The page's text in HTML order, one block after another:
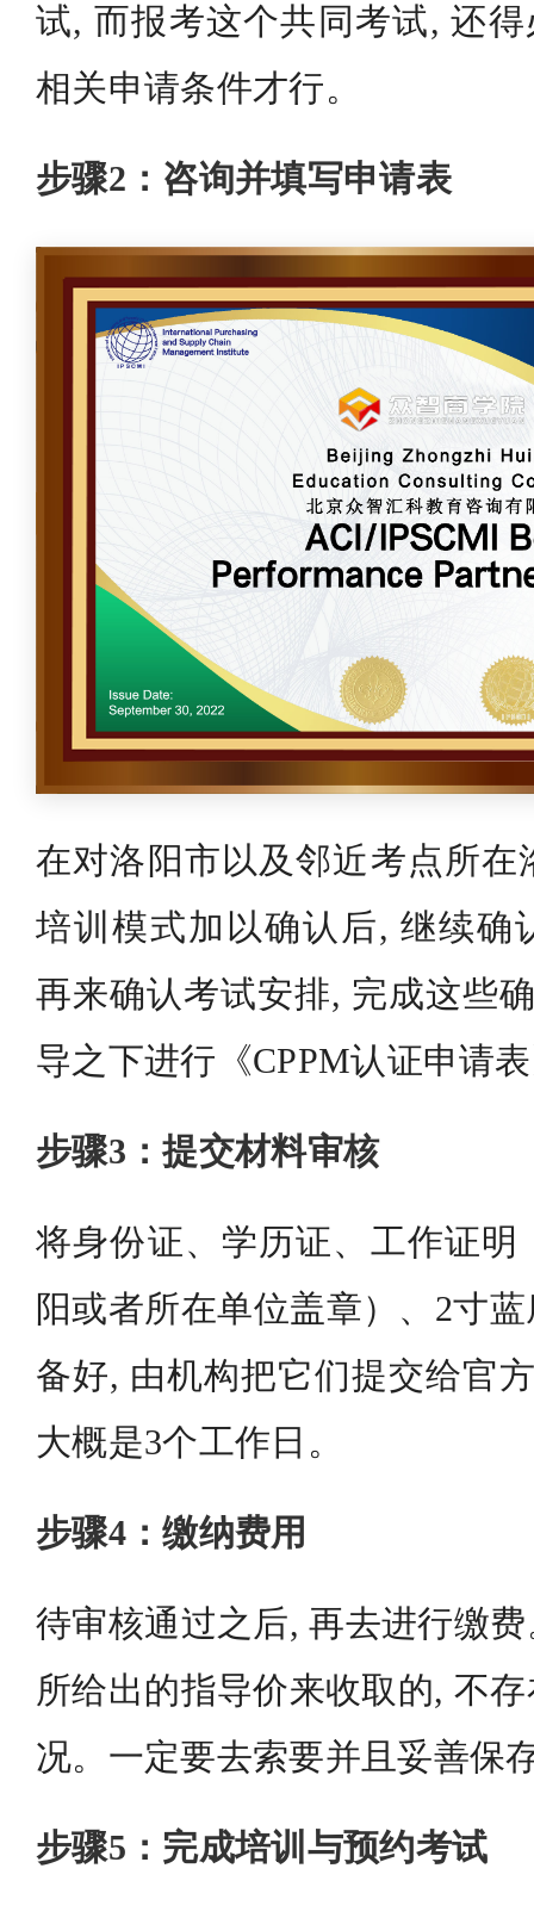
试, 而报考这个共同考试, 还得
相关申请条件才行。
步骤2：咨询并填写申请表
在对洛阳市以及邻近考点所在
培训模式加以确认后, 继续确
再来确认考试安排, 完成这些
导之下进行《CPPM认证申请
步骤3：提交材料审核
将身份证、学历证、工作证明
阳或者所在单位盖章）、2寸
备好, 由机构把它们提交给官
大概是3个工作日。
步骤4：缴纳费用
待审核通过之后, 再去进行缴
所给出的指导价来收取的, 不
况。一定要去索要并且妥善保
步骤5：完成培训与预约考试